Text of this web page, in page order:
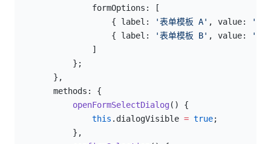
                formOptions: [
                    { label:
'表单模板 A' , value:
                    { label:
'表单模板 B' , value:
                ]
            };
        },
        methods: {
            openFormSelectDialog
() {
                this
.dialogVisible = true;
            },